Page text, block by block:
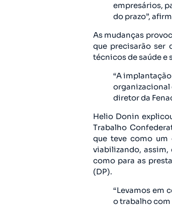
empresários,
do prazo”,
As mudanças
que precisarão ser
técnicos de saúde e
“A
organizacional
diretor da
Helio Donin
Trabalho
que teve como um
viabilizando, assim,
como para as
(DP).
“Levamos em
o trabalho com